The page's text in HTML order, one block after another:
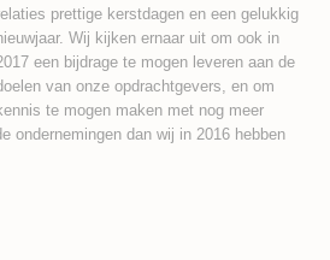
prettige kerstdagen en een gelukkig
Wij kijken ernaar uit om ook in
een bijdrage te mogen leveren aan de
van onze opdrachtgevers, en om
te mogen maken met nog meer
ondernemingen dan wij in 2016 hebben